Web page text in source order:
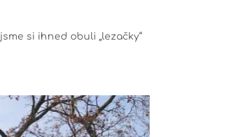
si ihned obuli „lezačky“